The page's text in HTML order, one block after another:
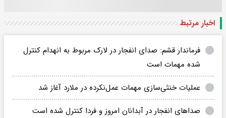
اخبار مرتبط
فرماندار قشم: صدای انفجار در لارک مربوط به انهدام کنترل
شده مهمات است
عملیات خنثی‌سازی مهمات عمل‌نکرده در ملارد آغاز شد
صداهای انفجار در آبدانان امروز و فردا کنترل شده است